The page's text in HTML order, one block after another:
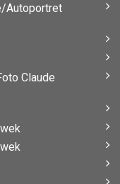
Autoportret
Claude